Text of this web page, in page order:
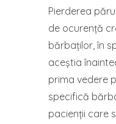
Pierderea
de ocurență
bărbaților, în
aceștia
prima vedere
specifică
pacienții care